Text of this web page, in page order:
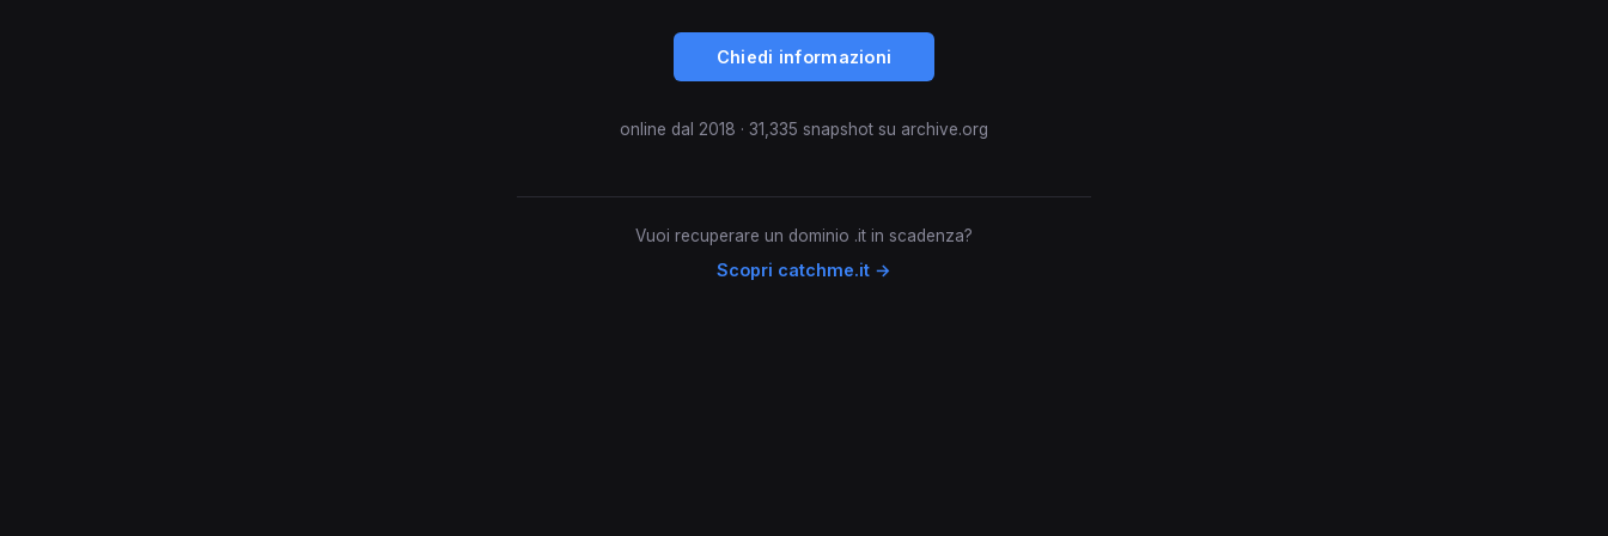
Chiedi informazioni
online dal 2018 · 31,335 snapshot su archive.org
Vuoi recuperare un dominio .it in scadenza?
Scopri catchme.it →